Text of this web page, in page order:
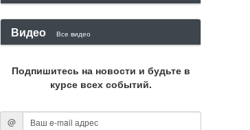
Видео Все видео
Подпишитесь на новости и будьте в
курсе всех событий.
@